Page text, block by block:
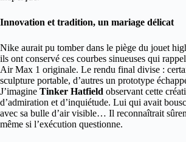
Innovation et tradition, un mariage délicat
Nike aurait pu tomber dans le piège du jouet
ils ont conservé ces courbes sinueuses qui
Air Max 1 originale. Le rendu final divise :
sculpture portable, d’autres un prototype
J’imagine Tinker Hatfield observant cette
d’admiration et d’inquiétude. Lui qui avait
avec sa bulle d’air visible… Il reconnaîtrait
même si l’exécution questionne.